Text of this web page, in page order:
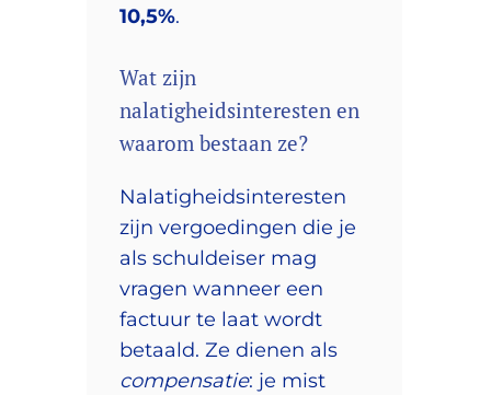
10,5%.
Wat zijn
nalatigheidsinteresten en
waarom bestaan ze?
Nalatigheidsinteresten
zijn vergoedingen die je
als schuldeiser mag
vragen wanneer een
factuur te laat wordt
betaald. Ze dienen als
compensatie: je mist